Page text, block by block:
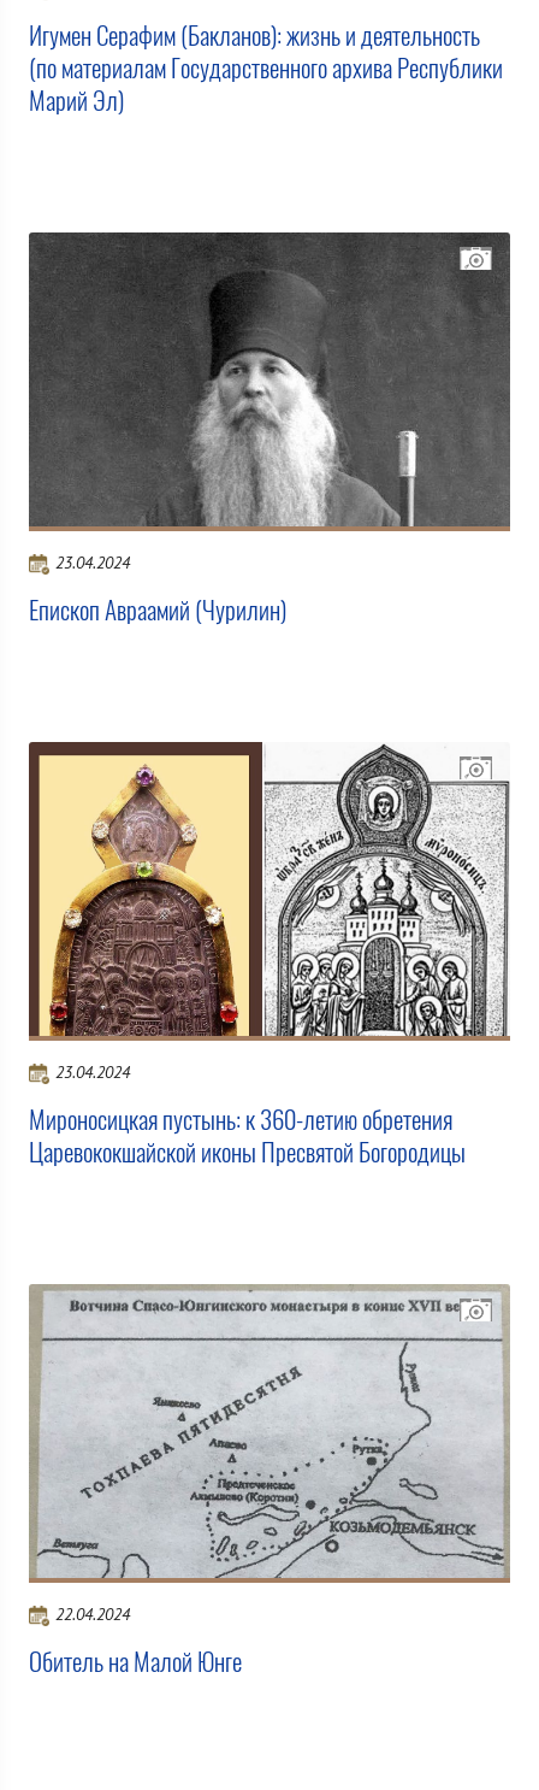
Игумен Серафим (Бакланов): жизнь и деятельность
(по материалам Государственного архива Республики
Марий Эл)
23.04.2024
Епископ Авраамий (Чурилин)
23.04.2024
Мироносицкая пустынь: к 360-летию обретения
Царевококшайской иконы Пресвятой Богородицы
22.04.2024
Обитель на Малой Юнге